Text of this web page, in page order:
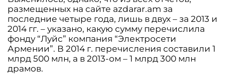
размещенных на сайте azdarar.am за
последние четыре года, лишь в двух – за 2013 и
2014 гг. – указано, какую сумму перечислила
фонду “Луйс” компания “Электросети
Армении”. В 2014 г. перечисления составили 1
млрд 500 млн, а в 2013-ом – 1 млрд 300 млн
драмов.